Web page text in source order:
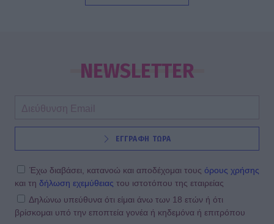
Μαρκεζίνης: Έγιναν γονείς! Η πρώτη
φωτό και το τρυφερό μήνυμα
SHOWBIZ
Κρατερός Κατσούλης: Ήταν μια
τρόπους επικοινωνίας και
συνεννόησης
SHOWBIZ
NEWSLETTER
ΕΓΓΡΑΦΗ ΤΩΡΑ
Έχω διαβάσει, κατανοώ και αποδέχομαι τους όρους χρήσης
και τη δήλωση εχεμύθειας του ιστοτόπου της εταιρείας
Δηλώνω υπεύθυνα ότι είμαι άνω των 18 ετών ή ότι
βρίσκομαι υπό την εποπτεία γονέα ή κηδεμόνα ή επιτρόπου